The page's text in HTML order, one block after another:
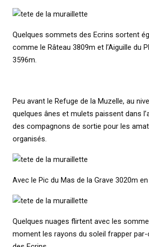
Quelques sommets des Ecrins sortent
comme le Râteau 3809m et l’Aiguille du
3596m.
Peu avant le Refuge de la Muzelle, au
quelques ânes et mulets paissent dans
des compagnons de sortie pour les
organisés.
Avec le Pic du Mas de la Grave 3020m
Quelques nuages flirtent avec les
moment les rayons du soleil frapper